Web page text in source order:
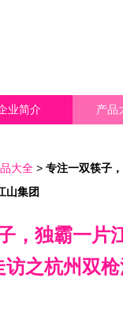
业简介 产品
大全 > 专注一双筷子
山集团
，独霸一
访之杭州双枪